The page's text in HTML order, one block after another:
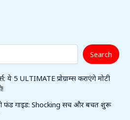
Search
5 ULTIMATE प्रोग्राम्स कराएंगे मोटी
फंड गाइड: Shocking सच और बचत शुरू